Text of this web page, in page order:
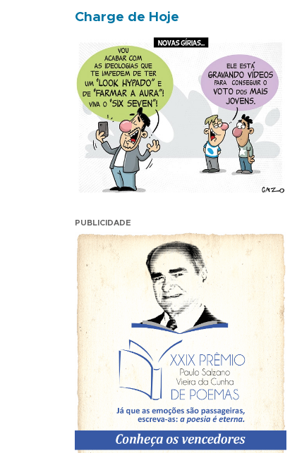
Charge de Hoje
PUBLICIDADE